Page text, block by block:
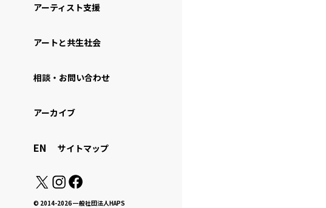
アーティスト支援
アートと共生社会
相談・お問い合わせ
アーカイブ
EN サイトマップ
© 2014-2026 一般社団法人HAPS